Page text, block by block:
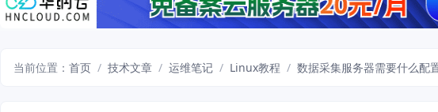
当前位置： 首页 / 技术文章 / 运维笔记 / Linux教程 / 数据采集服务器需要什么配